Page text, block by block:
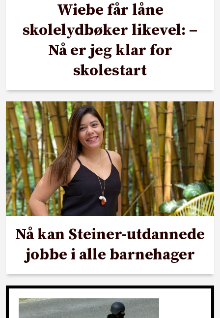
Wiebe får låne
skolelydbøker likevel: –
Nå er jeg klar for
skolestart
Nå kan Steiner-utdannede
jobbe i alle barnehager